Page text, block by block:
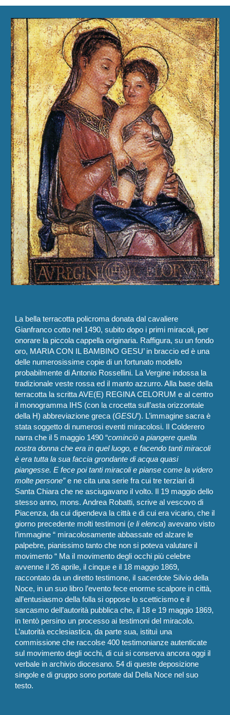
La bella terracotta policroma donata dal cavaliere
Gianfranco cotto nel 1490, subito dopo i primi miracoli, per
onorare la piccola cappella originaria. Raffigura, su un fondo
oro, MARIA CON IL BAMBINO GESU’ in braccio ed è una
delle numerosissime copie di un fortunato modello
probabilmente di Antonio Rossellini. La Vergine indossa la
tradizionale veste rossa ed il manto azzurro. Alla base della
terracotta la scritta AVE(E) REGINA CELORUM e al centro
il monogramma IHS (con la crocetta sull’asta orizzontale
della H) abbreviazione greca (GESU’). L’immagine sacra è
stata soggetto di numerosi eventi miracolosi. Il Colderero
narra che il 5 maggio 1490 “cominciò a piangere quella
nostra donna che era in quel luogo, e facendo tanti miracoli
è era tutta la sua faccia grondante di acqua quasi
piangesse. E fece poi tanti miracoli e pianse come la videro
molte persone”e ne cita una serie fra cui tre terziari di
Santa Chiara che ne asciugavano il volto. Il 19 maggio dello
stesso anno, mons. Andrea Robatti, scrive al vescovo di
Piacenza, da cui dipendeva la città e di cui era vicario, che il
giorno precedente molti testimoni (e li elenca) avevano visto
l’immagine “ miracolosamente abbassate ed alzare le
palpebre, pianissimo tanto che non si poteva valutare il
movimento “ Ma il movimento degli occhi più celebre
avvenne il 26 aprile, il cinque e il 18 maggio 1869,
raccontato da un diretto testimone, il sacerdote Silvio della
Noce, in un suo libro l’evento fece enorme scalpore in città,
all’entusiasmo della folla si oppose lo scetticismo e il
sarcasmo dell’autorità pubblica che, il 18 e 19 maggio 1869,
in tentò persino un processo ai testimoni del miracolo.
L’autorità ecclesiastica, da parte sua, istituì una
commissione che raccolse 400 testimonianze autenticate
sul movimento degli occhi, di cui si conserva ancora oggi il
verbale in archivio diocesano. 54 di queste deposizione
singole e di gruppo sono portate dal Della Noce nel suo
testo.